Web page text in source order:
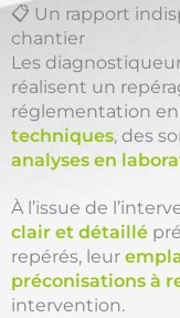
📋 Un rapport
chantier
Les
réalisent un
réglementation
techniques, des
analyses en
À l’issue de
clair et détaillé
repérés, leur
préconisations à
intervention.